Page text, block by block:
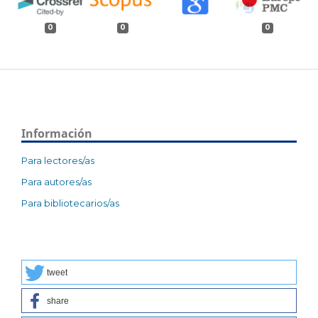
0 0 0
Información
Para lectores/as
Para autores/as
Para bibliotecarios/as
tweet
share